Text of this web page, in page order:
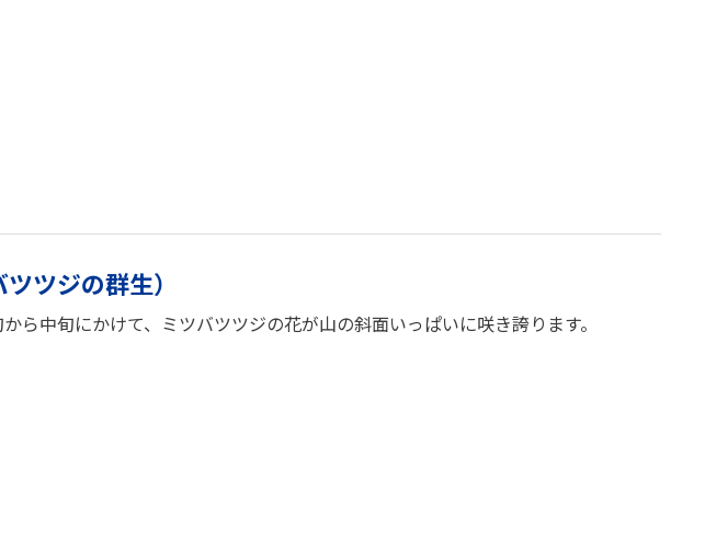
ツジの群生）
ら中旬にかけて、ミツバツツジの花が山の斜面いっぱいに咲き誇ります。